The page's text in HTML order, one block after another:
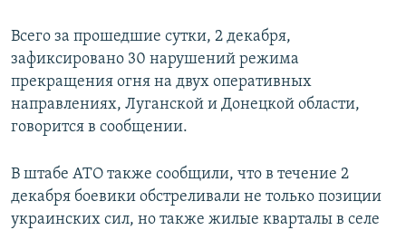
Всего за прошедшие сутки, 2 декабря,
зафиксировано 30 нарушений режима
прекращения огня на двух оперативных
направлениях, Луганской и Донецкой области,
говорится в сообщении.
В штабе АТО также сообщили, что в течение 2
декабря боевики обстреливали не только позиции
украинских сил, но также жилые кварталы в селе